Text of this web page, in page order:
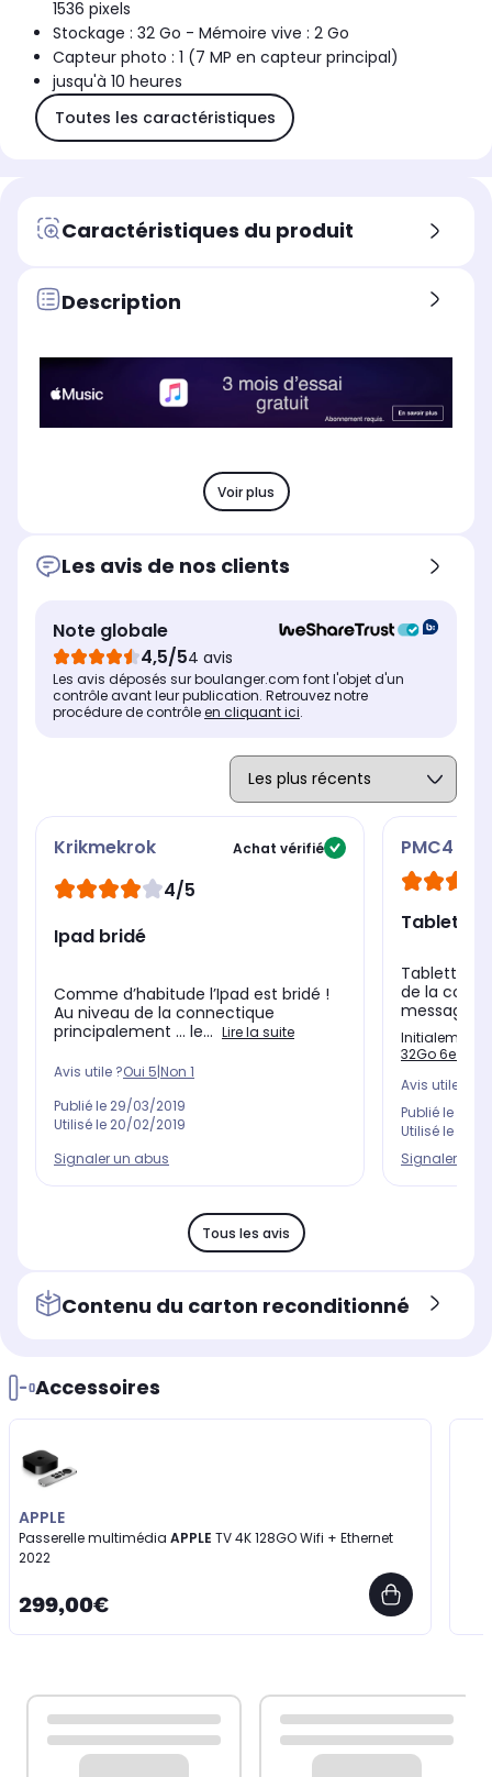
1536 pixels
Stockage : 32 Go - Mémoire vive : 2 Go
Capteur photo : 1 (7 MP en capteur principal)
jusqu'à 10 heures
Toutes les caractéristiques
Caractéristiques du produit
Description
Voir plus
Les avis de nos clients
Note globale
4,5/54 avis
Les avis déposés sur boulanger.com font l'objet d'un
contrôle avant leur publication. Retrouvez notre
procédure de contrôleen cliquant ici.
Krikmekrok Achat vérifié
4/5
Ipad bridé
Comme d’habitude l’Ipad est bridé !
Au niveau de la connectique
principalement ... le... Lire la suite
Avis utile ?Oui 5|Non 1
Publié le 29/03/2019
Utilisé le 20/02/2019
Signaler un abus
PMC4
Tablette
Tablette
de la
Initialement
32Go 6e Gen
Avis utile ?
Publié le
Utilisé le
Signaler un
Tous les avis
Contenu du carton reconditionné
Accessoires
APPLE
Passerelle multimédia APPLE
2022
299,00€